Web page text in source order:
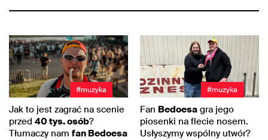
#muzyka
Jak to jest zagrać na scenie
przed 40 tys. osób?
Tłumaczy nam fan Bedoesa
#muzyka
Fan Bedoesa gra jego
piosenki na flecie nosem.
Usłyszymy wspólny utwór?